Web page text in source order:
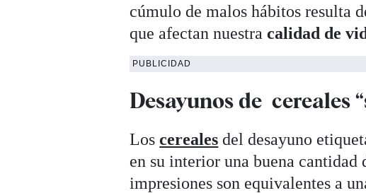
cúmulo de malos hábitos resulta
que afectan nuestracalidad de
PUBLICIDAD
Desayunos de cereales
Loscereales del desayuno
en su interior una buena cantidad
impresiones son equivalentes a